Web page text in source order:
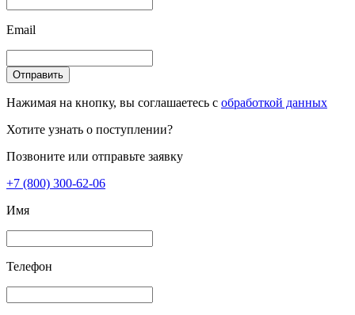
Email
Отправить
Нажимая на кнопку, вы соглашаетесь с обработкой данных
Хотите узнать о поступлении?
Позвоните или отправьте заявку
+7 (800) 300-62-06
Имя
Телефон